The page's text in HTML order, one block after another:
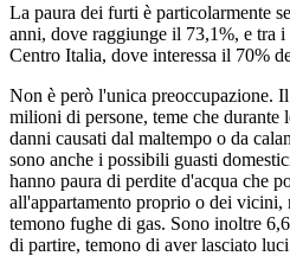
La paura dei furti è particolarmente
anni, dove raggiunge il 73,1%, e tra
Centro Italia, dove interessa il 70%
Non è però l'unica preoccupazione.
milioni di persone, teme che durante
danni causati dal maltempo o da
sono anche i possibili guasti
hanno paura di perdite d'acqua che
all'appartamento proprio o dei vicini,
temono fughe di gas. Sono inoltre
di partire, temono di aver lasciato